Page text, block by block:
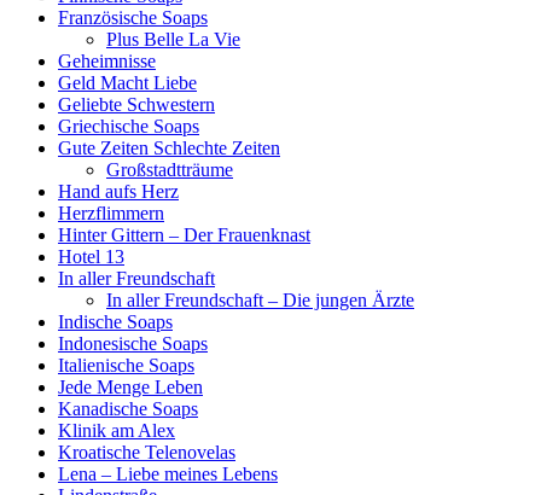
Französische Soaps
Plus Belle La Vie
Geheimnisse
Geld Macht Liebe
Geliebte Schwestern
Griechische Soaps
Gute Zeiten Schlechte Zeiten
Großstadtträume
Hand aufs Herz
Herzflimmern
Hinter Gittern – Der Frauenknast
Hotel 13
In aller Freundschaft
In aller Freundschaft – Die jungen Ärzte
Indische Soaps
Indonesische Soaps
Italienische Soaps
Jede Menge Leben
Kanadische Soaps
Klinik am Alex
Kroatische Telenovelas
Lena – Liebe meines Lebens